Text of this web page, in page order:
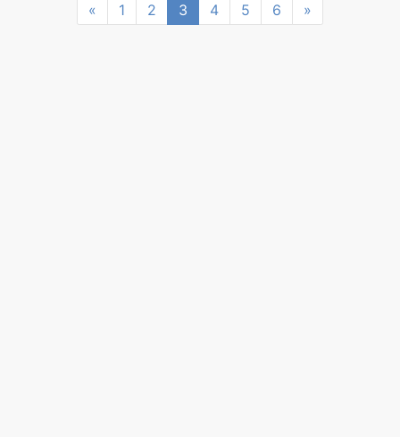
« Previous
1 2 3 4 5 6 »